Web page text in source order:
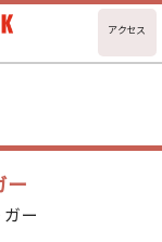
アクセス
ー
ー